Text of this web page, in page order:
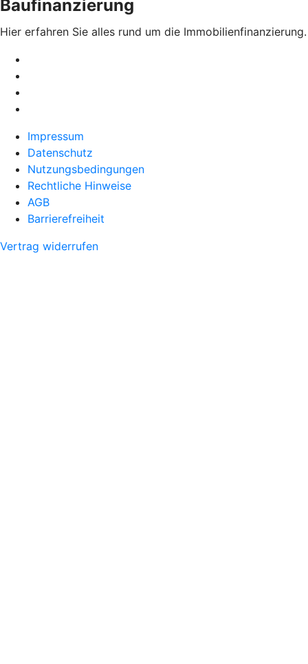
Baufinanzierung
Hier erfahren Sie alles rund um die Immobilienfinanzierung.
Impressum
Datenschutz
Nutzungsbedingungen
Rechtliche Hinweise
AGB
Barrierefreiheit
Vertrag widerrufen